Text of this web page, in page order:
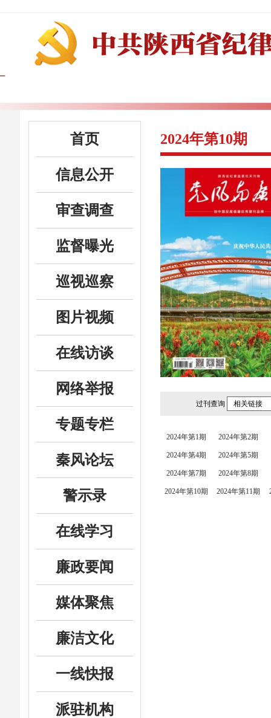
首页
信息公开
审查调查
监督曝光
巡视巡察
图片视频
在线访谈
网络举报
专题专栏
秦风论坛
警示录
在线学习
廉政要闻
媒体聚焦
廉洁文化
一线快报
派驻机构
2024年第10期
过刊查询 相关链接
2024年第1期 2024年第2期
2024年第4期 2024年第5期
2024年第7期 2024年第8期
2024年第10期 2024年第11期